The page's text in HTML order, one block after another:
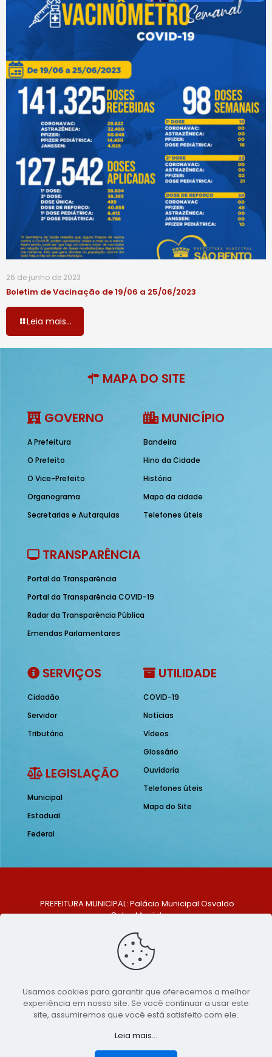
26 de junho de 2023
Boletim de Vacinação de 19/06 a 25/06/2023
Leia mais...
MAPA DO SITE
GOVERNO
A Prefeitura
O Prefeito
O Vice-Prefeito
Organograma
Secretarias e Autarquias
MUNICÍPIO
Bandeira
Hino da Cidade
História
Mapa da cidade
Telefones úteis
TRANSPARÊNCIA
Portal da Transparência
Portal da Transparência COVID-19
Radar da Transparência Pública
Emendas Parlamentares
SERVIÇOS
Cidadão
Servidor
Tributário
LEGISLAÇÃO
Municipal
Estadual
Federal
UTILIDADE
COVID-19
Notícias
Vídeos
Glossário
Ouvidoria
Telefones úteis
Mapa do Site
PREFEITURA MUNICIPAL: Palácio Municipal Osvaldo
Celso Maciel
Centro, São Bento do Una - PE. CEP: 553370-128
TELEFONE: (81) 99548-1569
E-MAIL: ouvidoria@saobentodouna.pe.gov.br
Copyright 2021-2026 - Assessoria de Comunicação da
Prefeitura de São Bento do Una - PE
publicidadeLumusWeb - Agência Digital
Usamos cookies para garantir que oferecemos a melhor
experiência em nosso site. Se você continuar a usar este
site, assumiremos que você está satisfeito com ele.
Leia mais...